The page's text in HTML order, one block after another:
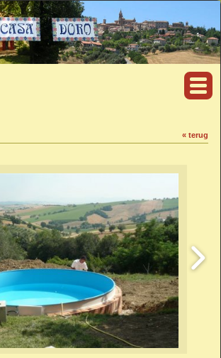
« terug